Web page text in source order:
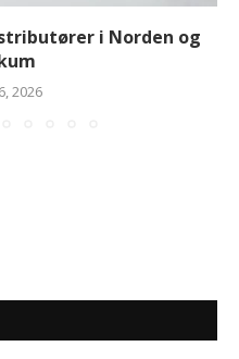
i Norden og
2026